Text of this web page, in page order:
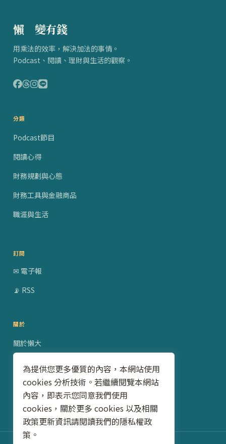
懶得 變有錢
用乘法的效率，解決加法的事情。
Podcast、閱讀、理財與生活的觀察。
分類
Podcast節目
閱讀心得
財務規劃與心態
財務工具與金融商品
職涯與生活
訂閱
✉ 電子報
📡 RSS
關於
關於懶大
隱私權政策
聯絡我
為提供您更多優質的內容，本網站使用
cookies 分析技術。若繼續閱覽本網站
內容，即表示您同意我們使用
cookies，關於更多 cookies 以及相關
政策更新資訊請閱讀我們的隱私權政
策。